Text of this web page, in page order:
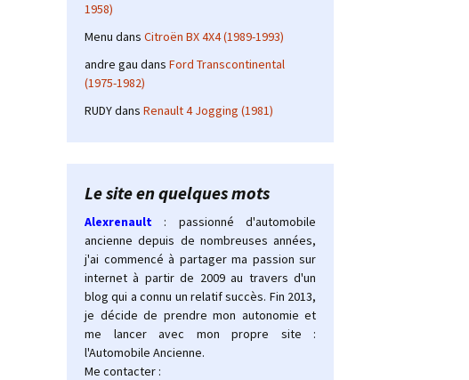
1958)
Menu dans Citroën BX 4X4 (1989-1993)
andre gau dans Ford Transcontinental
(1975-1982)
RUDYdans Renault 4 Jogging (1981)
Le site en quelques mots
Alexrenault
: passionné d'automobile
ancienne depuis de nombreuses années,
j'ai commencé à partager ma passion sur
internet à partir de 2009 au travers d'un
blog qui a connu un relatif succès. Fin 2013,
je décide de prendre mon autonomie et
me lancer avec mon propre site :
l'Automobile Ancienne.
Me contacter :